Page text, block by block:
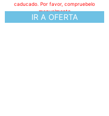
IR A OFERTA
caducado. Por favor, compruebelo
manualmente